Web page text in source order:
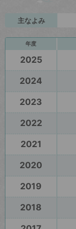
主なよみ
年度
2025
2024
2023
2022
2021
2020
2019
2018